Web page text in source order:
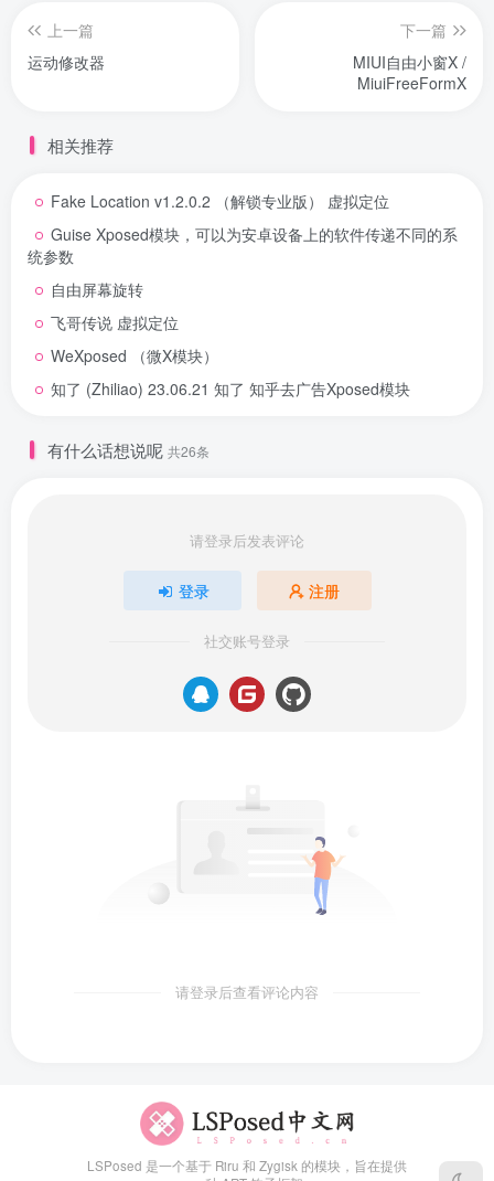
上一篇
运动修改器
下一篇
MIUI自由小窗X /
MiuiFreeFormX
相关推荐
Fake Location v1.2.0.2 （解锁专业版） 虚拟定位
Guise Xposed模块，可以为安卓设备上的软件传递不同的系
统参数
自由屏幕旋转
飞哥传说 虚拟定位
WeXposed （微X模块）
知了 (Zhiliao) 23.06.21 知了 知乎去广告Xposed模块
有什么话想说呢 共26条
请登录后发表评论
登录 注册
社交账号登录
请登录后查看评论内容
LSPosed 是一个基于 Riru 和 Zygisk 的模块，旨在提供